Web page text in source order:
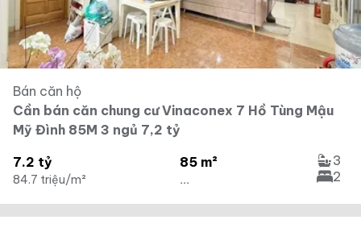
Bán căn hộ
Cần bán căn chung cư Vinaconex 7 Hồ Tùng Mậu
Mỹ Đình 85M 3 ngủ 7,2 tỷ
7.2 tỷ
84.7 triệu/m²
85 m²
...
3
2